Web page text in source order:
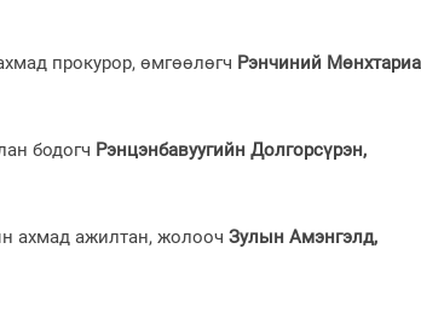
прокурор, өмгөөлөгч Рэнчиний
бодогч Рэнцэнбавуугийн Долгорсүрэн,
ахмад ажилтан, жолооч Зулын Амэнгэлд,